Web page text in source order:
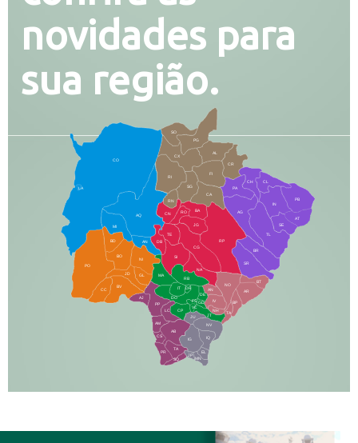
novidades para
sua região.
CO
AQ
MI
AN
CX
RI
AL
CR
FI
SG
BA
CA
PA
CH CL
PB
SE
TL
AG
BR
SR
BT
AR
RP
RO
JG
CG
SI
NA
TA
NH
JT
RB
MA
IT
DR
DO
CP
JU
NV
IQ
EL
BD
BO
NI
JD
PO
BV
CC
PP
AJ
LC
AM
AB
JP
DB
TE
CS
PR
TA
SQ
IG
MN
IN
NO
BP
RN
CN
GL
AN
IV
FS
VC
GD
DE
AT
PG
SO
LA